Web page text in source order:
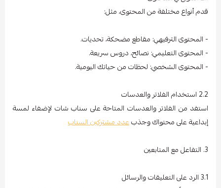
قدم أنواع مختلفة من المحتوى، مثل:
- المحتوى الترفيهي: مقاطع مضحكة، تحديات.
- المحتوى التعليمي: نصائح، دروس سريعة.
- المحتوى الشخصي: لحظات من حياتك اليومية.
2.2 استخدام الفلاتر والعدسات
استفد من الفلاتر والعدسات المتاحة على سناب شات لإضفاء لمسة
إبداعية على محتواك وجذبعدد مشتركين السناب
3. التفاعل مع المتابعين
3.1 الرد على التعليقات والرسائل